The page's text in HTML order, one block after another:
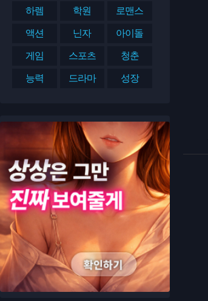
하렘 학원 로맨스
액션 닌자 아이돌
게임 스포츠 청춘
능력 드라마 성장